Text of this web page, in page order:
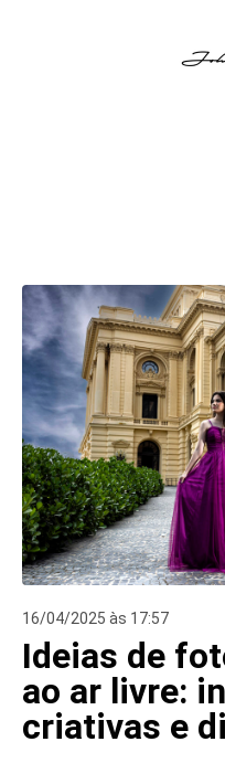
16/04/2025 às 17:57
Ideias de
ao ar livre:
criativas e